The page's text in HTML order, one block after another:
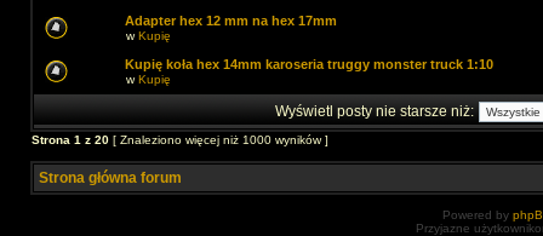
Adapter hex 12 mm na hex 17mm
wKupię
Kupię koła hex 14mm karoseria truggy monster truck 1:10
wKupię
Wyświetl posty nie starsze niż:
Strona 1 z 20 [ Znaleziono więcej niż 1000 wyników ]
Strona główna forum
Powered by
Przyjazne